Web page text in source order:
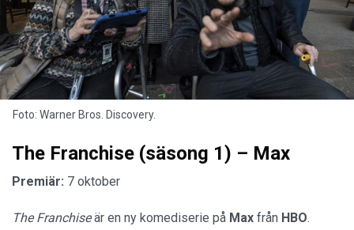
Foto: Warner Bros. Discovery.
The Franchise (säsong 1) – Max
Premiär: 7 oktober
The Franchiseär en ny komediserie på Max från HBO.